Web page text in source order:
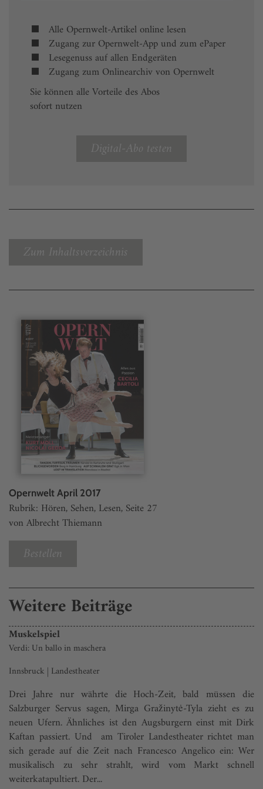
Alle Opernwelt-Artikel online lesen
Zugang zur Opernwelt-App und zum ePaper
Lesegenuss auf allen Endgeräten
Zugang zum Onlinearchiv von Opernwelt
Sie können alle Vorteile des Abos
sofort nutzen
Digital-Abo testen
Zum Inhaltsverzeichnis
Opernwelt April 2017
Rubrik: Hören, Sehen, Lesen, Seite 27
von Albrecht Thiemann
Bestellen
Weitere Beiträge
Muskelspiel
Verdi: Un ballo in maschera
Innsbruck | Landestheater
Drei Jahre nur währte die Hoch-Zeit, bald müssen die
Salzburger Servus sagen, Mirga Gražinytė-Tyla zieht es zu
neuen Ufern. Ähnliches ist den Augsburgern einst mit Dirk
Kaftan passiert. Und am Tiroler Landestheater richtet man
sich gerade auf die Zeit nach Francesco Angelico ein: Wer
musikalisch zu sehr strahlt, wird vom Markt schnell
weiterkatapultiert. Der...